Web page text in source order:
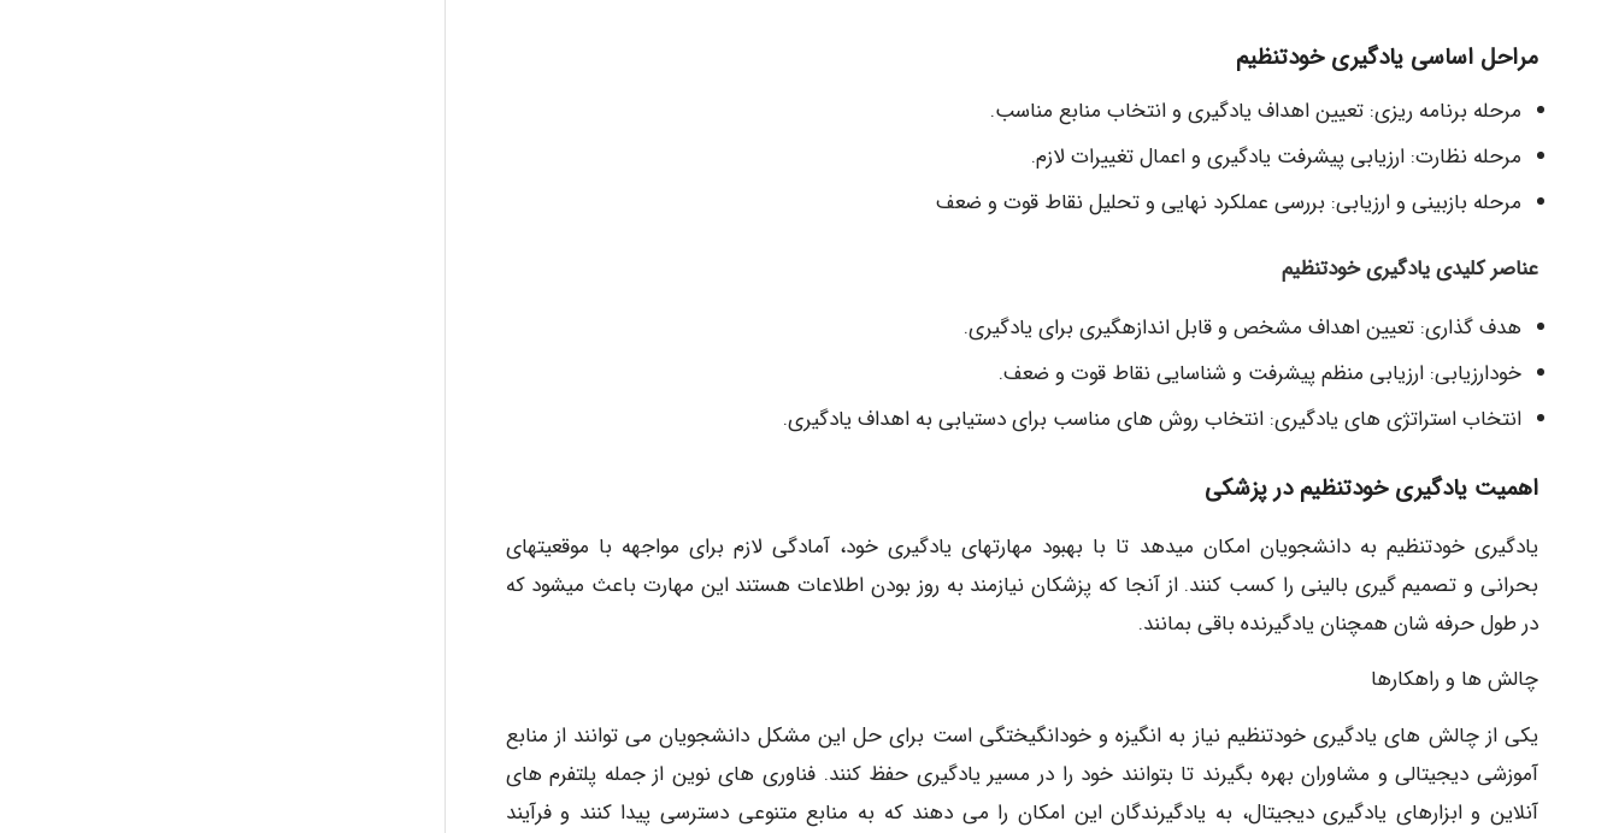
مراحل اساسی یادگیری خودتنظیم
مرحله برنامه ریزی: تعیین اهداف یادگیری و انتخاب منابع مناسب.
مرحله نظارت: ارزیابی پیشرفت یادگیری و اعمال تغییرات لازم.
مرحله بازبینی و ارزیابی: بررسی عملکرد نهایی و تحلیل نقاط قوت و ضعف
عناصر کلیدی یادگیری خودتنظیم
هدف گذاری: تعیین اهداف مشخص و قابل اندازهگیری برای یادگیری.
خودارزیابی: ارزیابی منظم پیشرفت و شناسایی نقاط قوت و ضعف.
انتخاب استراتژی های یادگیری: انتخاب روش های مناسب برای دستیابی به اهداف یادگیری.
اهمیت یادگیری خودتنظیم در پزشکی
یادگیری خودتنظیم به دانشجویان امکان میدهد تا با بهبود مهارتهای یادگیری خود، آمادگی لازم برای مواجهه با موقعیتهای
بحرانی و تصمیم گیری بالینی را کسب کنند. از آنجا که پزشکان نیازمند به روز بودن اطلاعات هستند این مهارت باعث میشود که
در طول حرفه شان همچنان یادگیرنده باقی بمانند.
چالش ها و راهکارها
یکی از چالش های یادگیری خودتنظیم نیاز به انگیزه و خودانگیختگی است برای حل این مشکل دانشجویان می توانند از منابع
آموزشی دیجیتالی و مشاوران بهره بگیرند تا بتوانند خود را در مسیر یادگیری حفظ کنند. فناوری های نوین از جمله پلتفرم های
آنلاین و ابزارهای یادگیری دیجیتال، به یادگیرندگان این امکان را می دهند که به منابع متنوعی دسترسی پیدا کنند و فرآیند